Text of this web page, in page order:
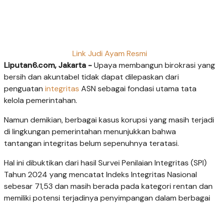
Link Judi Ayam Resmi
Liputan6.com, Jakarta -Upaya membangun birokrasi yang
bersih dan akuntabel tidak dapat dilepaskan dari
penguatan integritas ASN sebagai fondasi utama tata
kelola pemerintahan.
Namun demikian, berbagai kasus korupsi yang masih terjadi
di lingkungan pemerintahan menunjukkan bahwa
tantangan integritas belum sepenuhnya teratasi.
Hal ini dibuktikan dari hasil Survei Penilaian Integritas (SPI)
Tahun 2024 yang mencatat Indeks Integritas Nasional
sebesar 71,53 dan masih berada pada kategori rentan dan
memiliki potensi terjadinya penyimpangan dalam berbagai